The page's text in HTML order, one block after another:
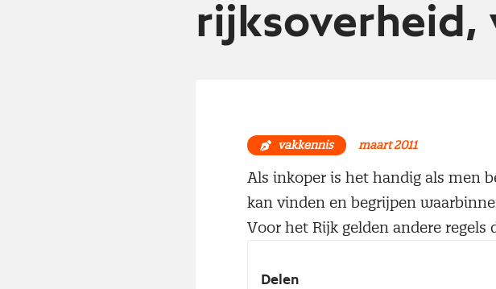
rijksoverheid,
vakkennis maart 2011
Als inkoper is het handig als men
kan vinden en begrijpen
Voor het Rijk gelden andere
Delen